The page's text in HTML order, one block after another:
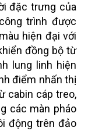
đặc trưng của
trình được
hiện đại với
đồng bộ từ
lung linh hiện
điểm nhấn thị
cabin cáp treo,
các màn pháo
động trên đảo